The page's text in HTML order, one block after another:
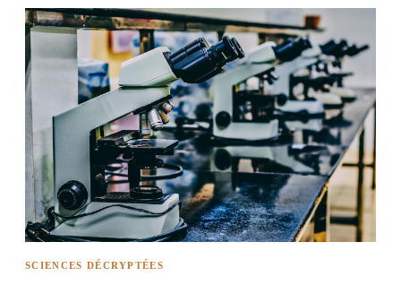
SCIENCES DÉCRYPTÉES